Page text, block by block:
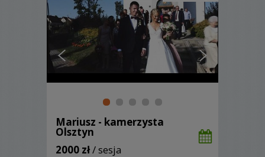
Mariusz - kamerzysta
Olsztyn
2000 zł/ sesja